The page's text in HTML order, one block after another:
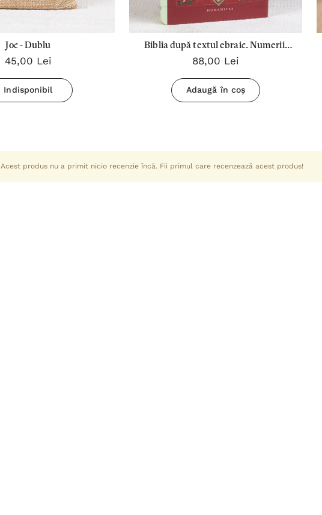
Joc - Dublu
45,00 Lei
Indisponibil
Biblia după textul ebraic. Numerii.
Deuteronomul.
88,00 Lei
Adaugă în coș
Acest produs nu a primit nicio recenzie încă. Fii primul care recenzează acest produs!